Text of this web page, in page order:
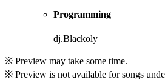
Programming
dj.Blackoly
※ Preview may take some time.
※ Preview is not available for songs